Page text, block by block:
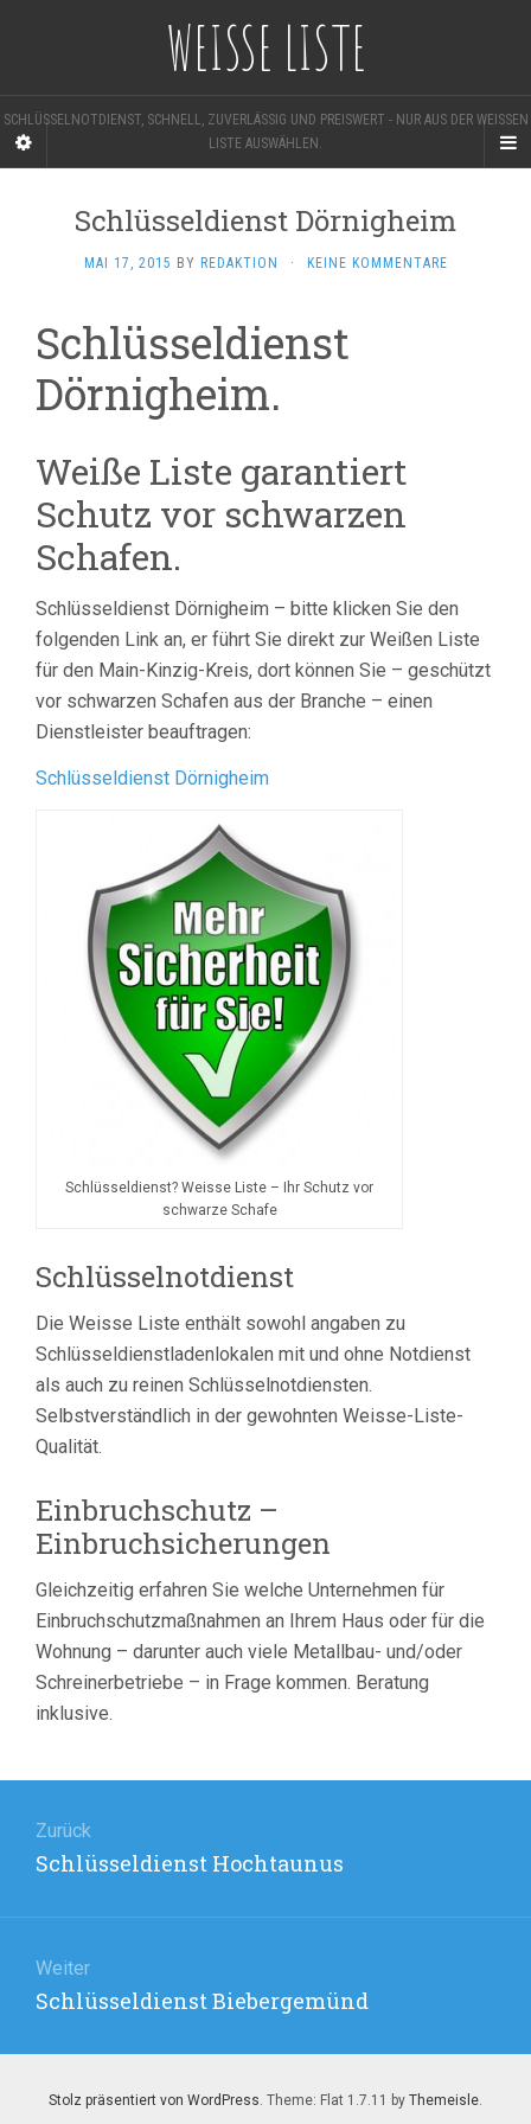
WEISSE LISTE
SCHLÜSSELNOTDIENST, SCHNELL, ZUVERLÄSSIG UND PREISWERT - NUR AUS DER WEISSEN L
ISTE AUSWÄHLEN.
Schlüsseldienst Dörnigheim
MAI 17, 2015 BY REDAKTION · KEINE KOMMENTARE
Schlüsseldienst
Dörnigheim.
Weiße Liste garantiert
Schutz vor schwarzen
Schafen.
Schlüsseldienst Dörnigheim – bitte klicken Sie den
folgenden Link an, er führt Sie direkt zur Weißen Liste
für den Main-Kinzig-Kreis, dort können Sie – geschützt
vor schwarzen Schafen aus der Branche – einen
Dienstleister beauftragen:
Schlüsseldienst Dörnigheim
Schlüsseldienst? Weisse Liste – Ihr Schutz vor
schwarze Schafe
Schlüsselnotdienst
Die Weisse Liste enthält sowohl angaben zu
Schlüsseldienstladenlokalen mit und ohne Notdienst
als auch zu reinen Schlüsselnotdiensten.
Selbstverständlich in der gewohnten Weisse-Liste-
Qualität.
Einbruchschutz –
Einbruchsicherungen
Gleichzeitig erfahren Sie welche Unternehmen für
Einbruchschutzmaßnahmen an Ihrem Haus oder für die
Wohnung – darunter auch viele Metallbau- und/oder
Schreinerbetriebe – in Frage kommen. Beratung
inklusive.
Zurück
Vorheriger
Schlüsseldienst Hochtaunus
Weiter
Nächster
Schlüsseldienst Biebergemünd
Stolz präsentiert von WordPress. Theme: Flat 1.7.11 by Themeisle.